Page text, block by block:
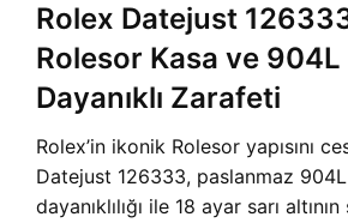
Rolex Datejust
Rolesor Kasa ve 904L
Dayanıklı Zarafeti
Rolex’in ikonik Rolesor yapısını
Datejust 126333, paslanmaz
dayanıklılığı ile 18 ayar sarı